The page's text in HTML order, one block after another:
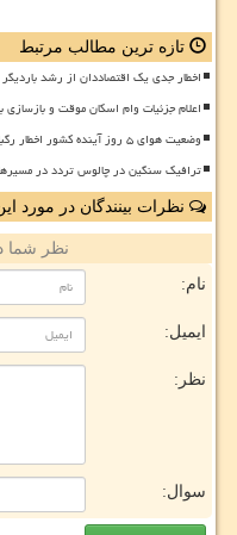
تازه ترین مطالب مرتبط
اخطار جدی یک اقتصاددان از رشد
اعلام جزئیات وام اسکان موقت و
وضعیت هوای ۵ روز آینده کشور اخطار رگبارهای تابستانی در ۷ استان
ترافیک سنگین در چالوس تردد در
نظرات بینندگان در مورد
نظر شما
نام:
ایمیل:
نظر:
سوال: